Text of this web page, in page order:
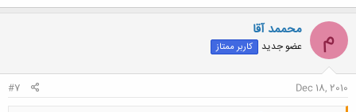
م محممد آقا
عضو جدید کاربر ممتاز
Dec 18, 2010
#7